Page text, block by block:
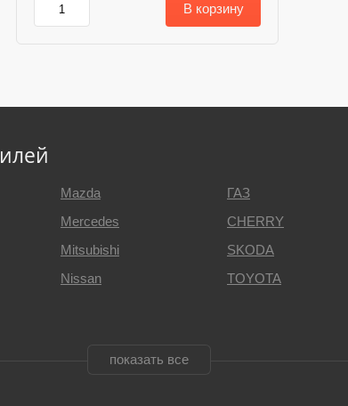
В корзину
Mazda
Mercedes
Mitsubishi
Nissan
ГАЗ
CHERRY
SKODA
TOYOTA
показать все